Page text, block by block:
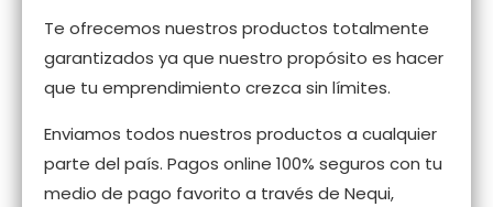
Te ofrecemos nuestros productos totalmente
garantizados ya que nuestro propósito es hacer
que tu emprendimiento crezca sin límites.
Enviamos todos nuestros productos a cualquier
parte del país. Pagos online 100% seguros con tu
medio de pago favorito a través de Nequi,